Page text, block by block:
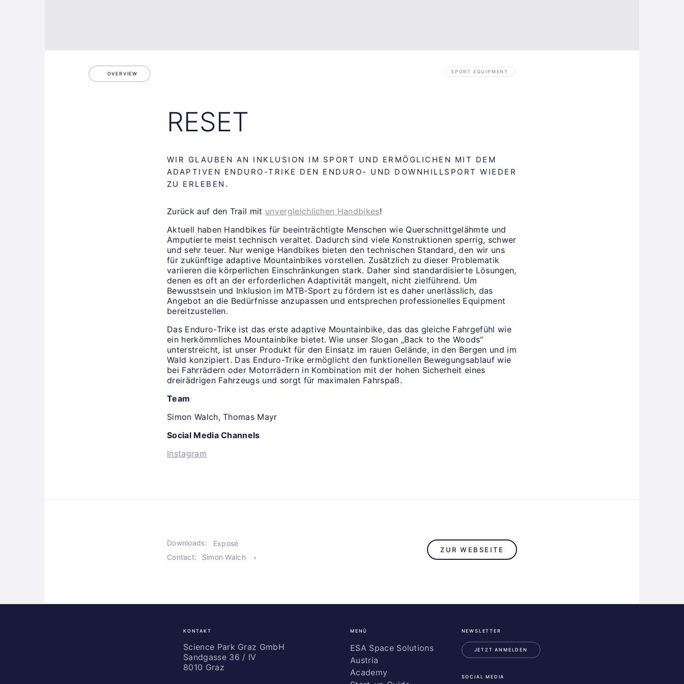
OVERVIEW SPORT EQUIPMENT
RESET
WIR GLAUBEN AN INKLUSION IM SPORT UND ERMÖGLICHEN MIT DEM
ADAPTIVEN ENDURO-TRIKE DEN ENDURO- UND DOWNHILLSPORT WIEDER
ZU ERLEBEN.
Zurück auf den Trail mit unvergleichlichen Handbikes!
Aktuell haben Handbikes für beeinträchtigte Menschen wie Querschnittgelähmte und
Amputierte meist technisch veraltet. Dadurch sind viele Konstruktionen sperrig, schwer
und sehr teuer. Nur wenige Handbikes bieten den technischen Standard, den wir uns
für zukünftige adaptive Mountainbikes vorstellen. Zusätzlich zu dieser Problematik
variieren die körperlichen Einschränkungen stark. Daher sind standardisierte Lösungen,
denen es oft an der erforderlichen Adaptivität mangelt, nicht zielführend. Um
Bewusstsein und Inklusion im MTB-Sport zu fördern ist es daher unerlässlich, das
Angebot an die Bedürfnisse anzupassen und entsprechen professionelles Equipment
bereitzustellen.
Das Enduro-Trike ist das erste adaptive Mountainbike, das das gleiche Fahrgefühl wie
ein herkömmliches Mountainbike bietet. Wie unser Slogan „Back to the Woods“
unterstreicht, ist unser Produkt für den Einsatz im rauen Gelände, in den Bergen und im
Wald konzipiert. Das Enduro-Trike ermöglicht den funktionellen Bewegungsablauf wie
bei Fahrrädern oder Motorrädern in Kombination mit der hohen Sicherheit eines
dreirädrigen Fahrzeugs und sorgt für maximalen Fahrspaß.
Team
Simon Walch, Thomas Mayr
Social Media Channels
Instagram
Downloads:
Exposé
Contact:
Simon Walch
ZUR WEBSEITE
KONTAKT
Science Park Graz GmbH
Sandgasse 36 / IV
8010 Graz
MENÜ
ESA Space Solutions
Austria
Academy
NEWSLETTER
JETZT ANMELDEN
SOCIAL MEDIA